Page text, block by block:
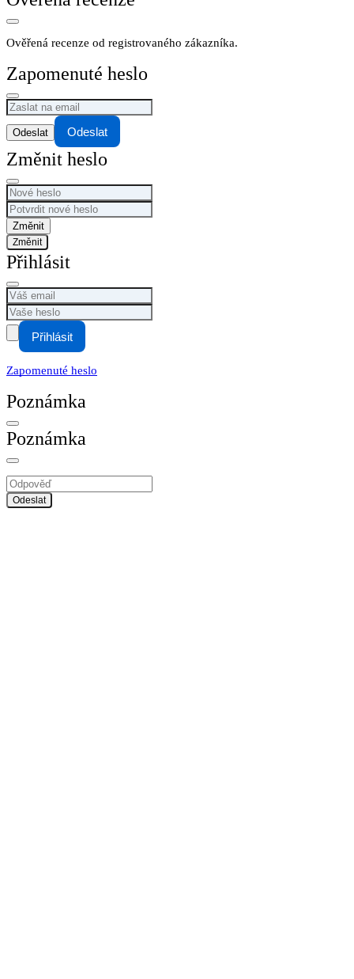
Ověřená recenze od registrovaného zákazníka.
Zapomenuté heslo
Odeslat
Změnit heslo
Změnit
Přihlásit
Přihlásit
Zapomenuté heslo
Poznámka
Poznámka
Odeslat